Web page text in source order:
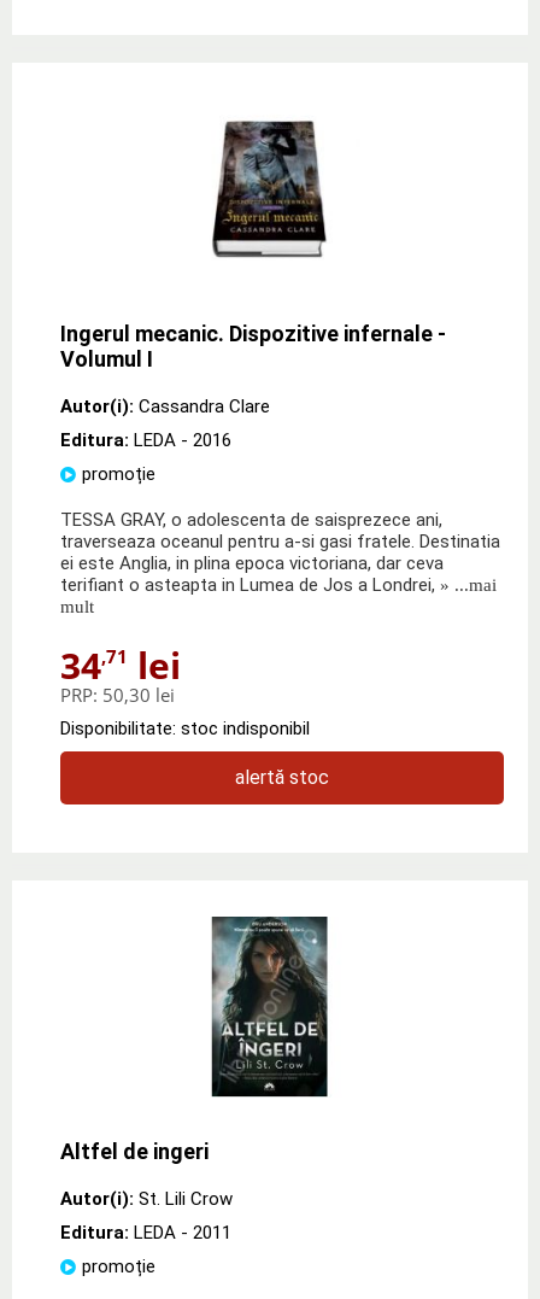
Ingerul mecanic. Dispozitive infernale -
Volumul I
Autor(i): Cassandra Clare
Editura: LEDA - 2016
promoție
TESSA GRAY, o adolescenta de saisprezece ani,
traverseaza oceanul pentru a-si gasi fratele. Destinatia
ei este Anglia, in plina epoca victoriana, dar ceva
terifiant o asteapta in Lumea de Jos a Londrei, » ...mai
mult
34,71 lei
PRP: 50,30 lei
Disponibilitate: stoc indisponibil
alertă stoc
Altfel de ingeri
Autor(i): St. Lili Crow
Editura: LEDA - 2011
promoție